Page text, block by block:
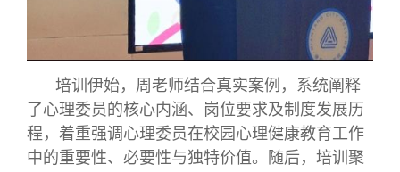
培训伊始，周老师结合真实案例，系统阐释
了心理委员的核心内涵、岗位要求及制度发展历
程，着重强调心理委员在校园心理健康教育工作
中的重要性、必要性与独特价值。随后，培训聚